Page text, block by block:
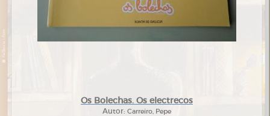
Os Bolechas. Os electrecos
Autor: Carreiro, Pepe